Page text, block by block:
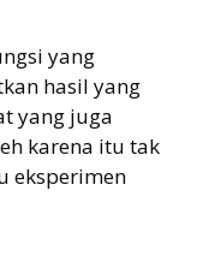
yang
hasil yang
yang juga
karena itu tak
eksperimen